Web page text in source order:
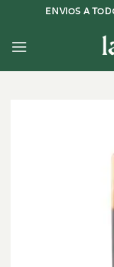
contenido
ENVIOS A